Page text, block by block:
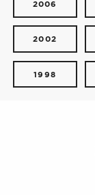
2006
2002
1998